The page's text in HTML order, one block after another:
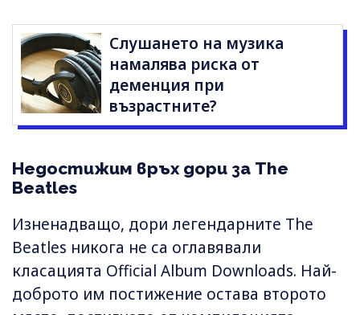
Слушането на музика
намалява риска от
деменция при
възрастните?
Недостижим връх дори за The
Beatles
Изненадващо, дори легендарните The
Beatles никога не са оглавявали
класацията Official Album Downloads. Най-
доброто им постижение остава второто